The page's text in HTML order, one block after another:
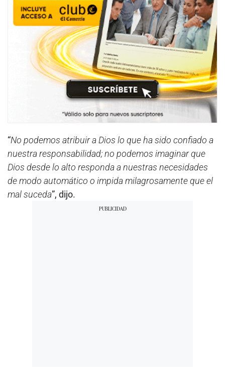
“No podemos atribuir a Dios lo que ha sido confiado a
nuestra responsabilidad; no podemos imaginar que
Dios desde lo alto responda a nuestras necesidades
de modo automático o impida milagrosamente que el
mal suceda”, dijo.